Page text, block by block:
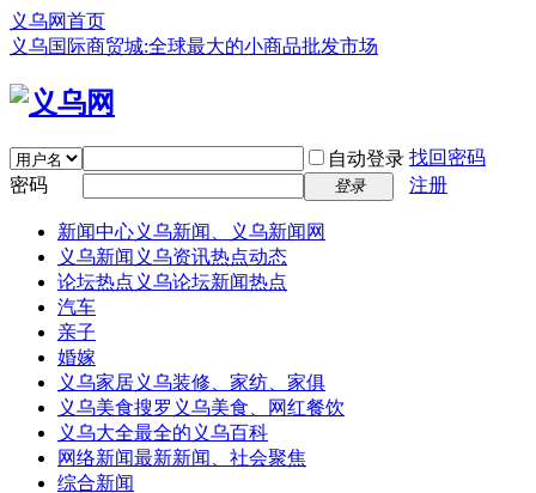
义乌网首页
义乌国际商贸城:全球最大的小商品批发市场
自动登录 找回密码
密码
登录 注册
新闻中心义乌新闻、义乌新闻网
义乌新闻 义乌资讯热点动态
论坛热点 义乌论坛新闻热点
汽车
亲子
婚嫁
义乌家居义乌装修、家纺、家俱
义乌美食搜罗义乌美食、网红餐饮
义乌大全最全的义乌百科
网络新闻最新新闻、社会聚焦
综合新闻